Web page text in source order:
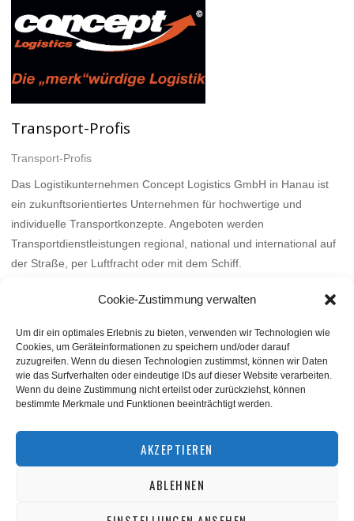
Cookie-Zustimmung verwalten
Um dir ein optimales Erlebnis zu bieten, verwenden wir Technologien wie
Cookies, um Geräteinformationen zu speichern und/oder darauf
zuzugreifen. Wenn du diesen Technologien zustimmst, können wir Daten
wie das Surfverhalten oder eindeutige IDs auf dieser Website verarbeiten.
Wenn du deine Zustimmung nicht erteilst oder zurückziehst, können
bestimmte Merkmale und Funktionen beeinträchtigt werden.
AKZEPTIEREN
ABLEHNEN
Transport-Profis
Transport-Profis
Das Logistikunternehmen Concept Logistics GmbH in Hanau ist
ein zukunftsorientiertes Unternehmen für hochwertige und
individuelle Transportkonzepte. Angeboten werden
Transportdienstleistungen regional, national und international auf
der Straße, per Luftfracht oder mit dem Schiff.
BACK TO TOP
squashnet.de2026